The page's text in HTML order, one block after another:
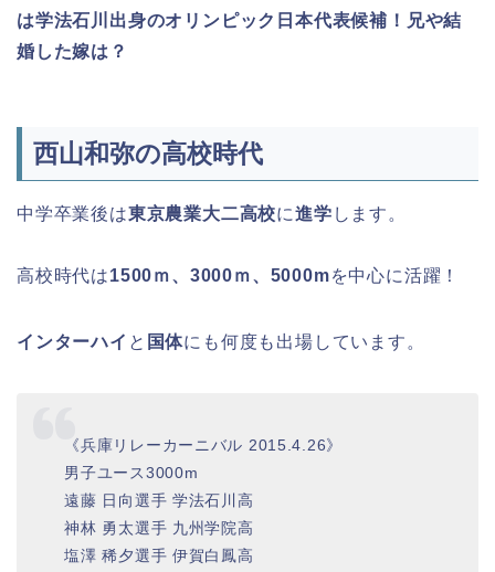
は学法石川出身のオリンピック日本代表候補！兄や結
婚した嫁は？
西山和弥の高校時代
中学卒業後は東京農業大二高校に進学 します。
高校時代は1500ｍ、3000ｍ、5000mを中心に活躍！
インターハイ と 国体にも何度も出場しています。
《兵庫リレーカーニバル 2015.4.26》
男子ユース3000m
遠藤 日向選手 学法石川高
神林 勇太選手 九州学院高
塩澤 稀夕選手 伊賀白鳳高